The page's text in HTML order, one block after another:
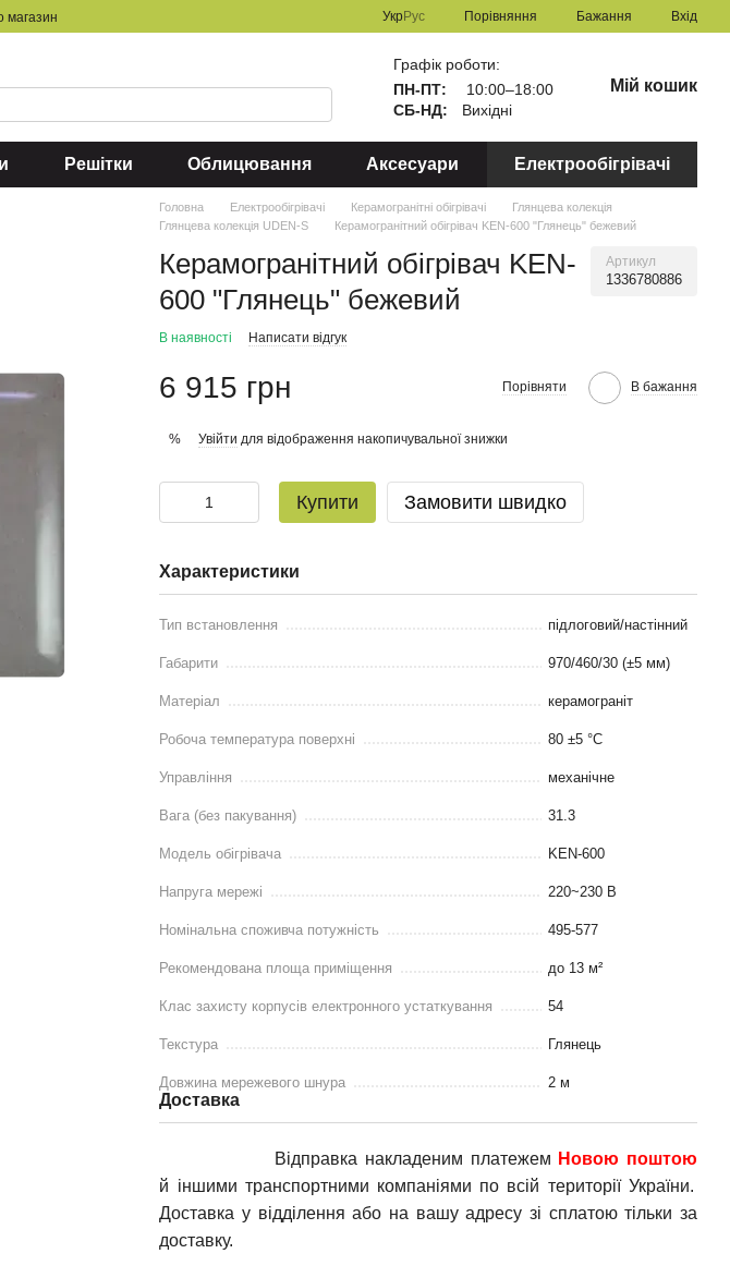
магазин УкрРус Порівняння Бажання Вхід
Графік роботи:
ПН-ПТ:
10:00–18:00
СБ-НД:
Вихідні
Мій кошик
Решітки Облицювання Аксесуари Електрообігрівачі
Головна Електрообігрівачі Керамогранітні обігрівачі
Глянцева колекція
Глянцева колекція UDEN-S
Керамогранітний обігрівач KEN-600 "Глянець" бежевий
Керамогранітний обігрівач KEN-
600 "Глянець" бежевий
Артикул
1336780886
В наявності Написати відгук
6 915 грн Порівняти В бажання
% Увійти для відображення накопичувальної знижки
Купити Замовити швидко
Характеристики
Тип встановлення підлоговий/настінний
Габарити 970/460/30 (±5 мм)
Матеріал керамограніт
Робоча температура поверхні 80 ±5 °С
Управління механічне
Вага (без пакування) 31.3
Модель обігрівача KEN-600
Напруга мережі 220~230 В
Номінальна споживча потужність 495-577
Рекомендована площа приміщення до 13 м²
Клас захисту корпусів електронного устаткування 54
Текстура Глянець
Довжина мережевого шнура 2 м
Доставка
Відправка накладеним платежем Новою поштою
й іншими транспортними компаніями по всій території України.
Доставка у відділення або на вашу адресу зі сплатою тільки за
доставку.